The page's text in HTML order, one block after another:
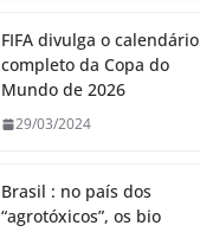
FIFA divulga o calendário
completo da Copa do
Mundo de 2026
29/03/2024
Brasil : no país dos
“agrotóxicos”, os bio